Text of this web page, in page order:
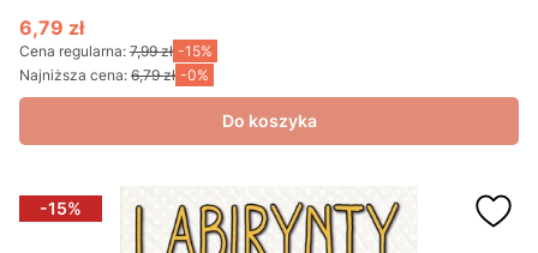
Cena promocyjna
6,79 zł
Cena regularna: 7,99 zł -15%
Najniższa cena: 6,79 zł -0%
Do koszyka
-15%